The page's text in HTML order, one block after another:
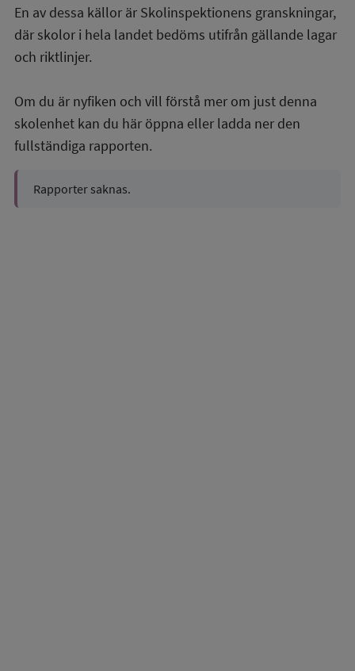
En av dessa källor är Skolinspektionens granskningar,
där skolor i hela landet bedöms utifrån gällande lagar
och riktlinjer.
Om du är nyfiken och vill förstå mer om just denna
skolenhet kan du här öppna eller ladda ner den
fullständiga rapporten.
Rapporter saknas.